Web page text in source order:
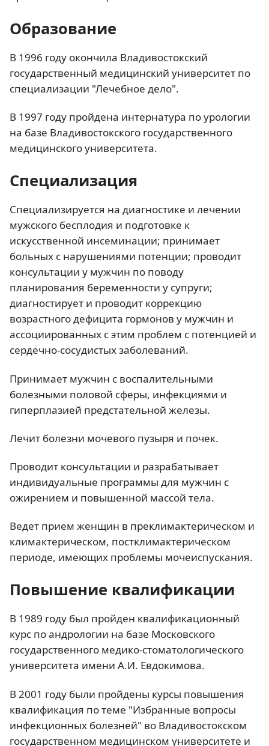
Образование
В 1996 году окончила Владивостокский
государственный медицинский университет по
специализации "Лечебное дело".
В 1997 году пройдена интернатура по урологии
на базе Владивостокского государственного
медицинского университета.
Специализация
Специализируется на диагностике и лечении
мужского бесплодия и подготовке к
искусственной инсеминации; принимает
больных с нарушениями потенции; проводит
консультации у мужчин по поводу
планирования беременности у супруги;
диагностирует и проводит коррекцию
возрастного дефицита гормонов у мужчин и
ассоциированных с этим проблем с потенцией и
сердечно-сосудистых заболеваний.
Принимает мужчин с воспалительными
болезными половой сферы, инфекциями и
гиперплазией предстательной железы.
Лечит болезни мочевого пузыря и почек.
Проводит консультации и разрабатывает
индивидуальные программы для мужчин с
ожирением и повышенной массой тела.
Ведет прием женщин в преклимактерическом и
климактерическом, постклимактерическом
периоде, имеющих проблемы мочеиспускания.
Повышение квалификации
В 1989 году был пройден квалификационный
курс по андрологии на базе Московского
государственного медико-стоматологического
университета имени А.И. Евдокимова.
В 2001 году были пройдены курсы повышения
квалификация по теме "Избранные вопросы
инфекционных болезней" во Владивостокском
государственном медицинском университете и